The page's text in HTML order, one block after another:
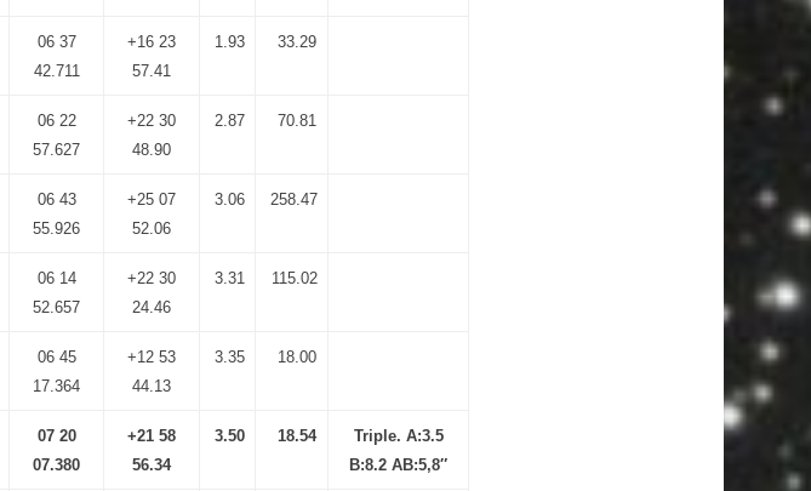
06 37
42.711
+16 23
57.41
1.93 33.29
06 22
57.627
+22 30
48.90
2.87 70.81
06 43
55.926
+25 07
52.06
3.06 258.47
06 14
52.657
+22 30
24.46
3.31 115.02
06 45
17.364
+12 53
44.13
3.35 18.00
07 20
07.380
+21 58
56.34
3.50 18.54
Triple. A:3.5
B:8.2 AB:5,8″